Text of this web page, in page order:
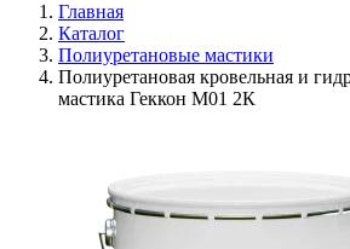
Главная
Каталог
Полиуретановые мастики
Полиуретановая кровельная и
мастика Геккон М01 2К